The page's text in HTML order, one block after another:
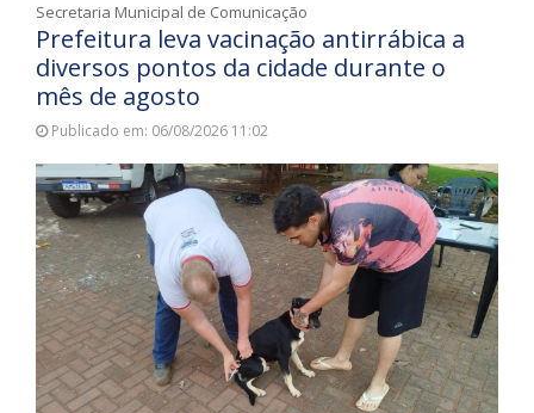
Secretaria Municipal de Comunicação
Prefeitura leva vacinação antirrábica a
diversos pontos da cidade durante o
mês de agosto
Publicado em: 06/08/2026 11:02